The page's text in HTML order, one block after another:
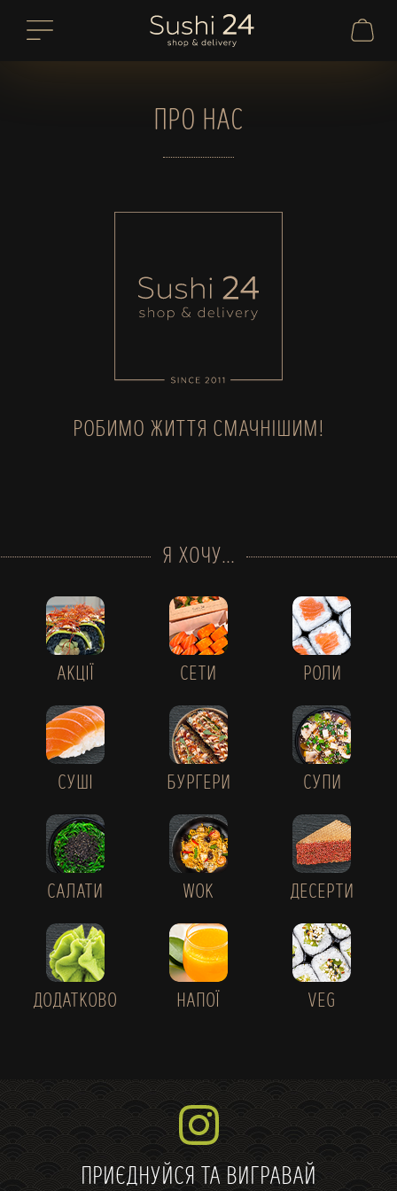
ПРО НАС
РОБИМО ЖИТТЯ СМАЧНІШИМ!
Я ХОЧУ...
АКЦІЇ СЕТИ РОЛИ
СУШІ БУРГЕРИ СУПИ
САЛАТИ WOK ДЕСЕРТИ
ДОДАТКОВО НАПОЇ VEG
ПРИЄДНУЙСЯ ТА ВИГРАВАЙ